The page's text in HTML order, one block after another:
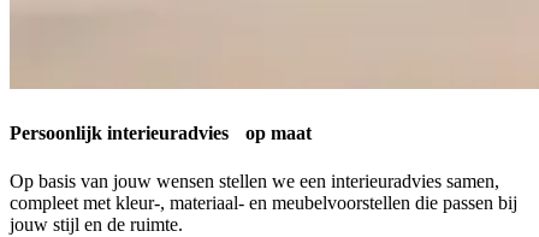
Persoonlijk interieuradvies op maat
Op basis van jouw wensen stellen we een interieuradvies samen,
compleet met kleur-, materiaal- en meubelvoorstellen die passen bij
jouw stijl en de ruimte.